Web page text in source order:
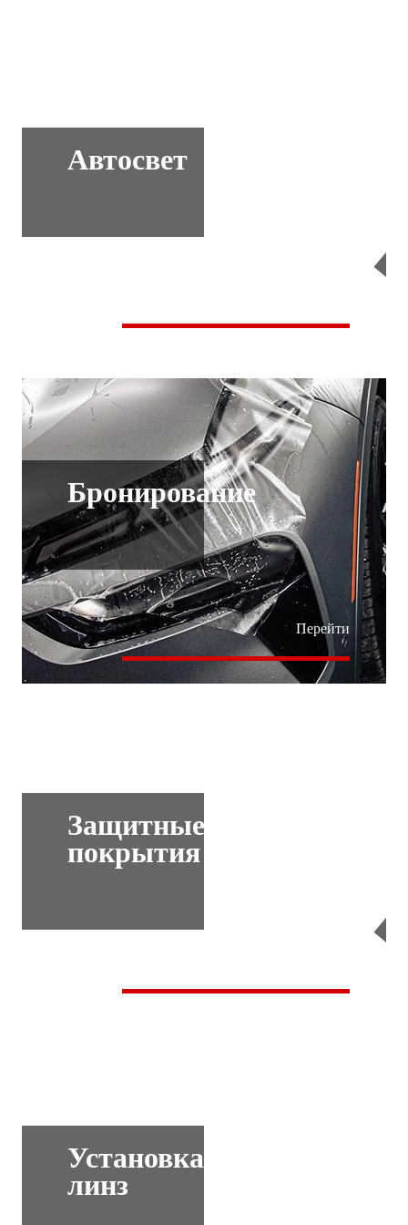
Автосвет
Бронирование
Перейти
Защитные
покрытия
Установка
линз